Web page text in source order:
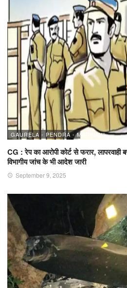
GAURELA - PENDRA - MARWAHI
CG : रेप का आरोपी कोर्ट से फरार, लापरवाही
विभागीय जांच के भी आदेश जारी
September 9, 2025